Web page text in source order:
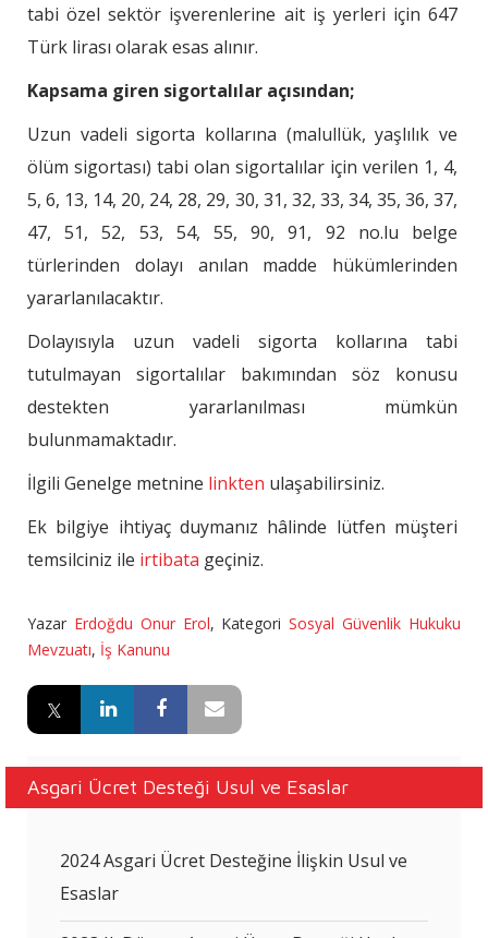
tabi özel sektör işverenlerine ait iş yerleri için 647
Türk lirası olarak esas alınır.
Kapsama giren sigortalılar açısından;
Uzun vadeli sigorta kollarına (malullük, yaşlılık ve
ölüm sigortası) tabi olan sigortalılar için verilen 1, 4,
5, 6, 13, 14, 20, 24, 28, 29, 30, 31, 32, 33, 34, 35, 36, 37,
47, 51, 52, 53, 54, 55, 90, 91, 92 no.lu belge
türlerinden dolayı anılan madde hükümlerinden
yararlanılacaktır.
Dolayısıyla uzun vadeli sigorta kollarına tabi
tutulmayan sigortalılar bakımından söz konusu
destekten yararlanılması mümkün
bulunmamaktadır.
İlgili Genelge metnine linkten ulaşabilirsiniz.
Ek bilgiye ihtiyaç duymanız hâlinde lütfen müşteri
temsilciniz ile irtibata geçiniz.
Yazar Erdoğdu Onur Erol, Kategori Sosyal Güvenlik Hukuku
Mevzuatı, İş Kanunu
Asgari Ücret Desteği Usul ve Esaslar
2024 Asgari Ücret Desteğine İlişkin Usul ve
Esaslar